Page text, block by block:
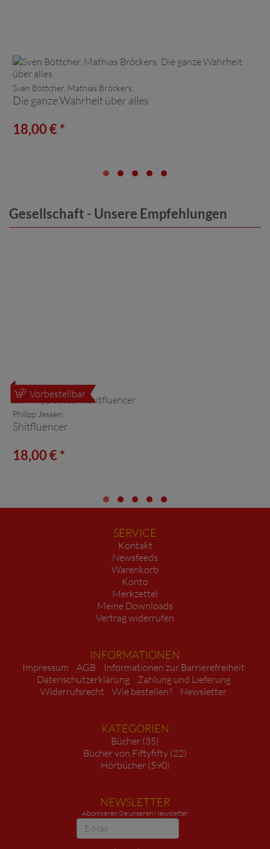
Sven Böttcher, Mathias Bröckers:
Die ganze Wahrheit über alles
18,00 € *
Gesellschaft - Unsere Empfehlungen
Vorbestellbar
Philipp Jessen:
Shitfluencer
18,00 € *
SERVICE
Kontakt
Newsfeeds
Warenkorb
Konto
Merkzettel
Meine Downloads
Vertrag widerrufen
INFORMATIONEN
Impressum AGB
Informationen zur Barrierefreiheit
Datenschutzerklärung
Zahlung und Lieferung
Widerrufsrecht
Wie bestellen? Newsletter
KATEGORIEN
Bücher (35)
Bücher von Fiftyfifty (22)
Hörbücher (590)
NEWSLETTER
Abonnieren Sie unseren Newsletter
Newsletter